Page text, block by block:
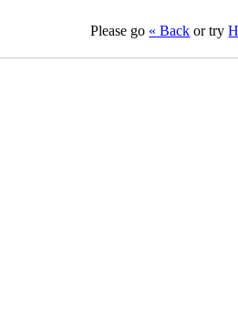
Please go « Back or try